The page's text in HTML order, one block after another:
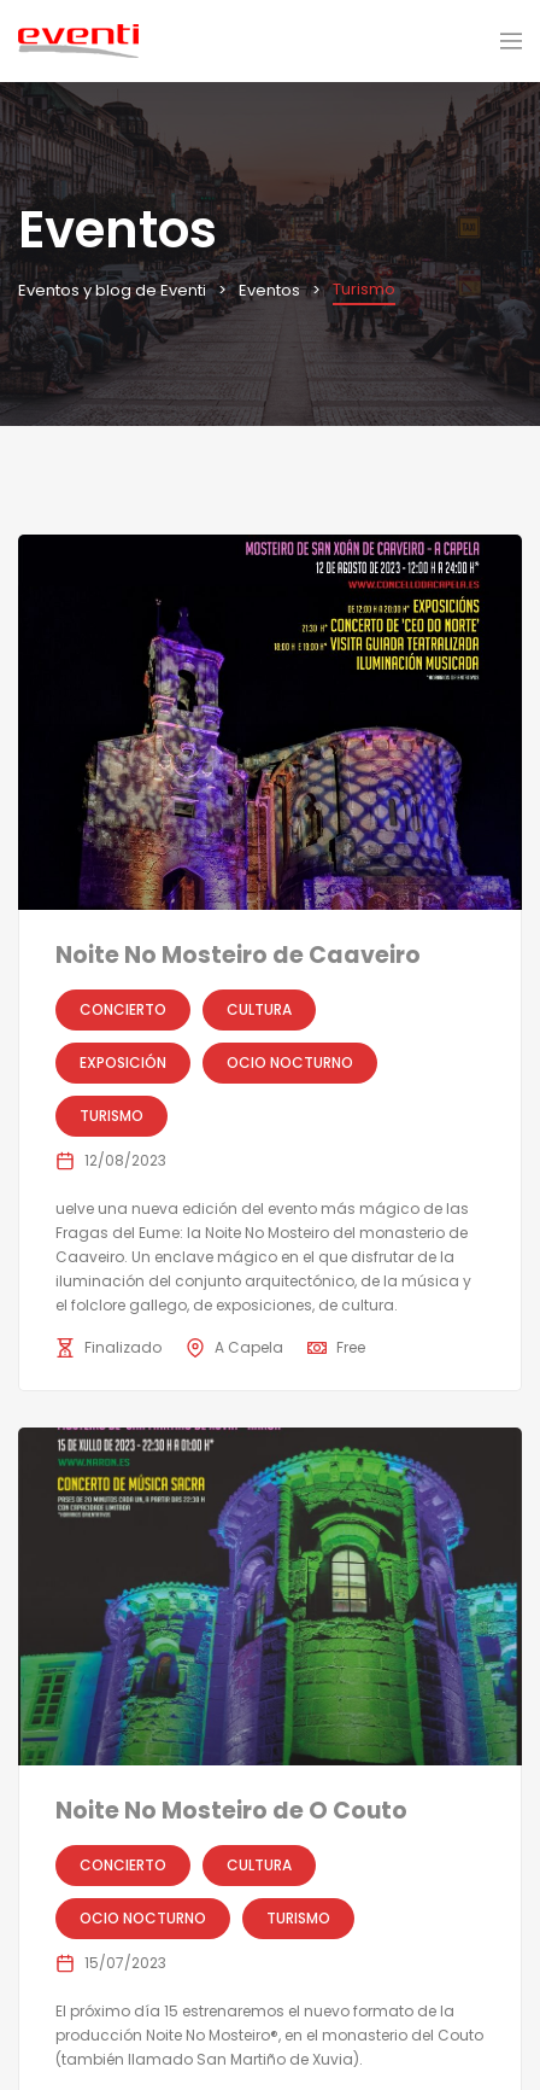
Eventos
Eventos y blog de Eventi Eventos Turismo
Noite No Mosteiro de Caaveiro
CONCIERTO CULTURA
EXPOSICIÓN OCIO NOCTURNO
TURISMO
12/08/2023
uelve una nueva edición del evento más mágico de las
Fragas del Eume: la Noite No Mosteiro del monasterio de
Caaveiro. Un enclave mágico en el que disfrutar de la
iluminación del conjunto arquitectónico, de la música y
el folclore gallego, de exposiciones, de cultura.
Finalizado A Capela Free
Noite No Mosteiro de O Couto
CONCIERTO CULTURA
OCIO NOCTURNO TURISMO
15/07/2023
El próximo día 15 estrenaremos el nuevo formato de la
producción Noite No Mosteiro®, en el monasterio del Couto
(también llamado San Martiño de Xuvia).